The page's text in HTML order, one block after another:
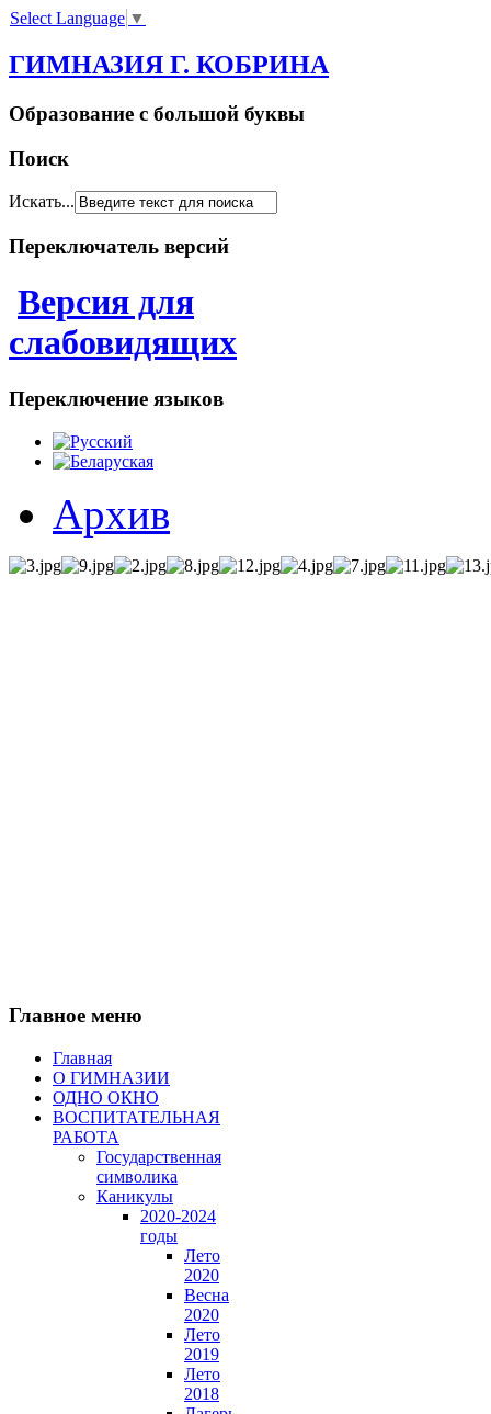
Select Language ▼
ГИМНАЗИЯ Г. КОБРИНА
Образование с большой буквы
Поиск
Искать...
Переключатель версий
Версия для
слабовидящих
Переключение языков
Архив
Главное меню
Главная
О ГИМНАЗИИ
ОДНО ОКНО
ВОСПИТАТЕЛЬНАЯ
РАБОТА
Государственная
символика
Каникулы
2020-2024
годы
Лето
2020
Весна
2020
Лето
2019
Лето
2018